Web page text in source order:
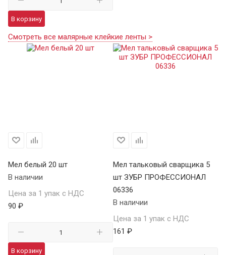
В корзину
Смотреть все малярные клейкие ленты >
Мел белый 20 шт
В наличии
Цена за 1 упак с НДС
90 ₽
В корзину
Мел тальковый сварщика 5
шт ЗУБР ПРОФЕССИОНАЛ
06336
В наличии
Цена за 1 упак с НДС
161 ₽